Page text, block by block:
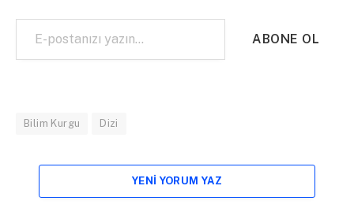
E-postanızı yazın…
ABONE OL
Bilim Kurgu Dizi
YENI YORUM YAZ